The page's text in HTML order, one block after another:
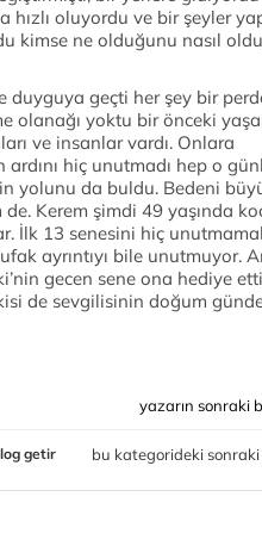
oluyordu ve bir şeyler
kimse ne olduğunu nasıl
geçti her şey bir
olanağı yoktu bir önceki
ve insanlar vardı. Onlara
hiç unutmadı hep o
yolunu da buldu. Bedeni
Kerem şimdi 49 yaşında
İlk 13 senesini hiç
ayrıntıyı bile unutmuyor.
gecen sene ona hediye
de sevgilisinin doğum günde
yazarın sonraki
bu kategorideki sonraki
getir